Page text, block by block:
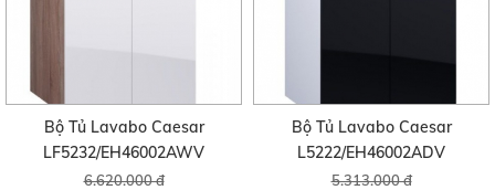
Bộ Tủ Lavabo Caesar
LF5232/EH46002AWV
6.620.000 đ
Bộ Tủ Lavabo Caesar
L5222/EH46002ADV
5.313.000 đ